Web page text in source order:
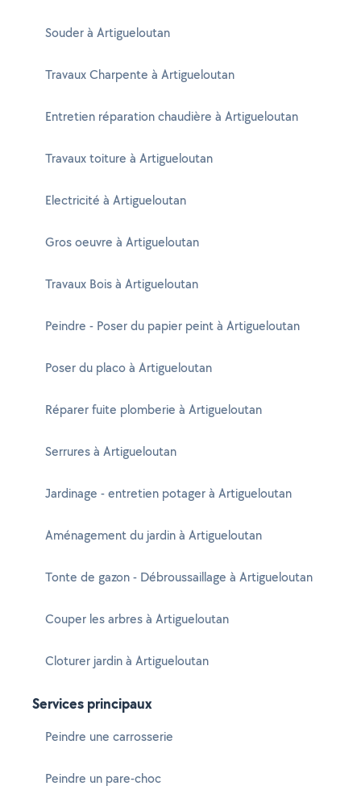
Souder à Artigueloutan
Travaux Charpente à Artigueloutan
Entretien réparation chaudière à Artigueloutan
Travaux toiture à Artigueloutan
Electricité à Artigueloutan
Gros oeuvre à Artigueloutan
Travaux Bois à Artigueloutan
Peindre - Poser du papier peint à Artigueloutan
Poser du placo à Artigueloutan
Réparer fuite plomberie à Artigueloutan
Serrures à Artigueloutan
Jardinage - entretien potager à Artigueloutan
Aménagement du jardin à Artigueloutan
Tonte de gazon - Débroussaillage à Artigueloutan
Couper les arbres à Artigueloutan
Cloturer jardin à Artigueloutan
Services principaux
Peindre une carrosserie
Peindre un pare-choc